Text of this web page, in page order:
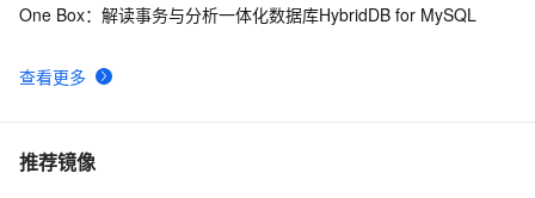
查看更多
One Box：解读事务与分析一体化数据库HybridDB for MySQL
推荐镜像